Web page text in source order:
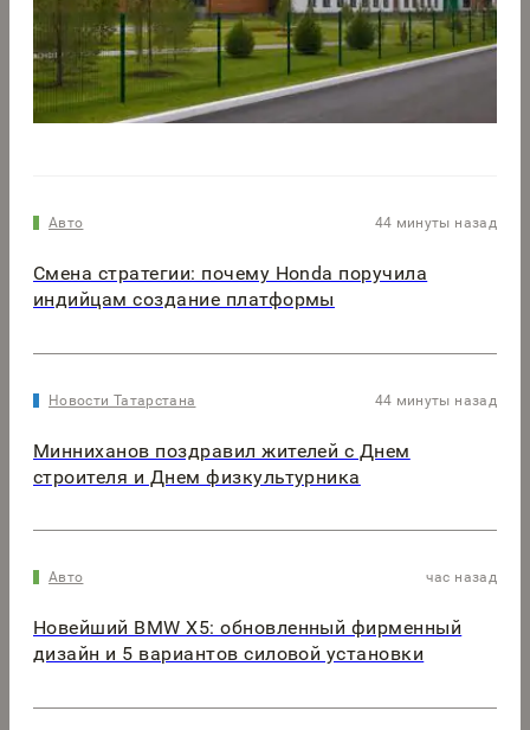
Авто 44 минуты назад
Смена стратегии: почему Honda поручила
индийцам создание платформы
Новости Татарстана 44 минуты назад
Минниханов поздравил жителей с Днем
строителя и Днем физкультурника
Авто час назад
Новейший BMW X5: обновленный фирменный
дизайн и 5 вариантов силовой установки